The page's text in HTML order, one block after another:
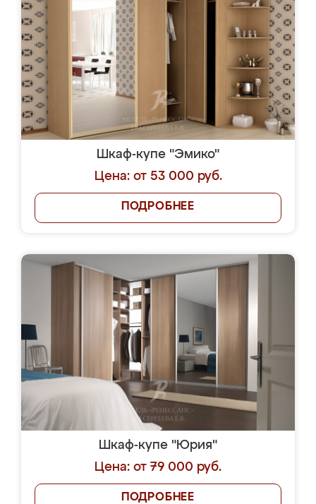
Шкаф-купе "Эмико"
Цена: от 53 000 руб.
ПОДРОБНЕЕ
Шкаф-купе "Юрия"
Цена: от 79 000 руб.
ПОДРОБНЕЕ